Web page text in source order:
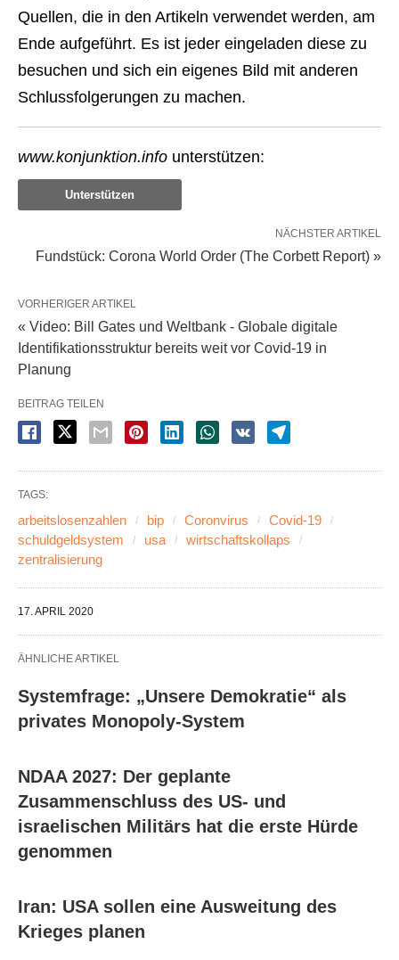
Quellen, die in den Artikeln verwendet werden, am
Ende aufgeführt. Es ist jeder eingeladen diese zu
besuchen und sich ein eigenes Bild mit anderen
Schlussfolgerungen zu machen.
www.konjunktion.info unterstützen:
Unterstützen
NÄCHSTER ARTIKEL
Fundstück: Corona World Order (The Corbett Report) »
VORHERIGER ARTIKEL
« Video: Bill Gates und Weltbank - Globale digitale
Identifikationsstruktur bereits weit vor Covid-19 in
Planung
BEITRAG TEILEN
TAGS:
arbeitslosenzahlen bip Coronvirus
Covid-19
schuldgeldsystem
usa
wirtschaftskollaps
zentralisierung
17. APRIL 2020
ÄHNLICHE ARTIKEL
Systemfrage: „Unsere Demokratie“ als
privates Monopoly-System
NDAA 2027: Der geplante
Zusammenschluss des US- und
israelischen Militärs hat die erste Hürde
genommen
Iran: USA sollen eine Ausweitung des
Krieges planen